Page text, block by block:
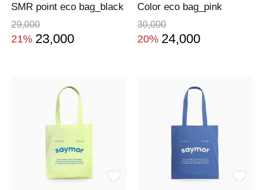
SMR point eco bag_black
29,000
21% 23,000
Color eco bag_pink
30,000
20% 24,000